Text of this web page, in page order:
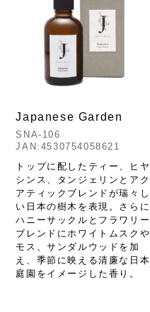
Japanese Garden
SNA-106
JAN:4530754058621
トップに配したティー、ヒヤ
シンス、タンジェリンとアク
アティックブレンドが瑞々し
い日本の樹木を表現。さらに
ハニーサックルとフラワリー
ブレンドにホワイトムスクや
モス、サンダルウッドを加
え、季節に映える清廉な日本
庭園をイメージした香り。